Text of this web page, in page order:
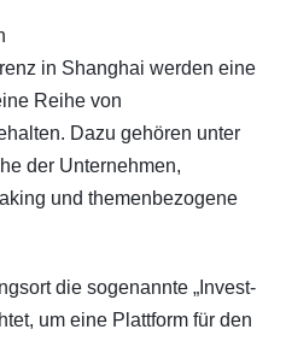
in Shanghai werden eine
Reihe von
Dazu gehören unter
der Unternehmen,
und themenbezogene
die sogenannte „Invest-
um eine Plattform für den